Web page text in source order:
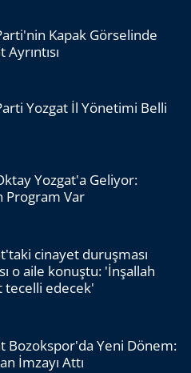
Kapak Görselinde
Ayrıntısı
Yozgat İl Yönetimi Belli
Yozgat'a Geliyor:
Program Var
cinayet duruşması
o aile konuştu: 'İnşallah
tecelli edecek'
Bozokspor'da Yeni Dönem:
İmzayı Attı